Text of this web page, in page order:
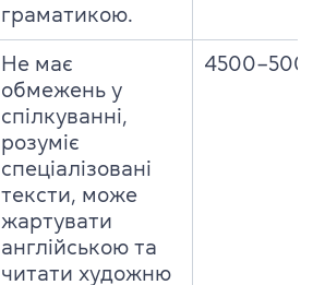
граматикою.
Не має
обмежень у
спілкуванні,
розуміє
спеціалізовані
тексти, може
жартувати
англійською та
читати художню